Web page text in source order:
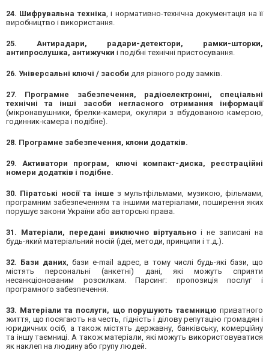
24. Шифрувальна техніка, і нормативно-технічна документація на її
виробництво і використання.
25. Антирадари, радари-детектори, рамки-шторки,
антипрослушка, антижучки і подібні технічні пристосування.
26. Універсальні ключі / засоби для різного роду замків.
27. Програмне забезпечення, радіоелектронні, спеціальні
технічні та інші засоби негласного отримання інформації
(мікронавушники, брелки-камери, окуляри з вбудованою камерою,
годинник-камера і подібне).
28. Програмне забезпечення, клони додатків.
29. Активатори програм, ключі компакт-диска, реєстраційні
номери додатків і подібне.
30. Піратські носії та інше з мультфільмами, музикою, фільмами,
програмним забезпеченням та іншими матеріалами, поширення яких
порушує закони України або авторські права.
31. Матеріали, передані виключно віртуально і не записані на
будь-який матеріальний носій (ідеї, методи, принципи і т.д.).
32. Бази даних, бази e-mail адрес, в тому числі будь-які бази, що
містять персональні (анкетні) дані, які можуть сприяти
несанкціонованим розсилкам. Парсинг: пропозиція послуг і
програмного забезпечення.
33. Матеріали та послуги, що порушують таємницю приватного
життя, що посягають на честь, гідність і ділову репутацію громадян і
юридичних осіб, а також містять державну, банківську, комерційну
та іншу таємниці. А також матеріали, які можуть використовуватися
як наклеп на людину або групу людей.